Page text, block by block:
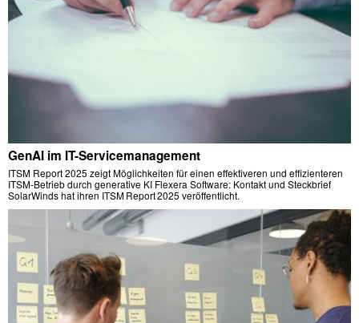
GenAI im IT-Servicemanagement
ITSM Report 2025 zeigt Möglichkeiten für einen effektiveren und effizienteren
ITSM-Betrieb durch generative KI Flexera Software: Kontakt und Steckbrief
SolarWinds hat ihren ITSM Report 2025 veröffentlicht.